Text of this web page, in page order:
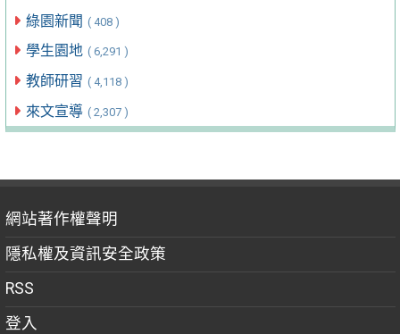
綠園新聞 ( 408 )
學生園地 ( 6,291 )
教師研習 ( 4,118 )
來文宣導 ( 2,307 )
網站著作權聲明
隱私權及資訊安全政策
RSS
登入